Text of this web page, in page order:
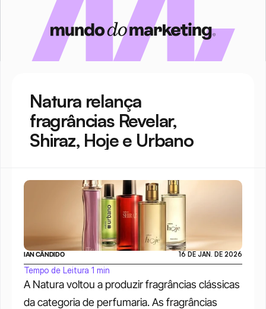
Natura relança
fragrâncias Revelar,
Shiraz, Hoje e Urbano
A Natura voltou a produzir fragrâncias clássicas
da categoria de perfumaria. As fragrâncias
IAN CÂNDIDO 16 DE JAN. DE 2026
Tempo de Leitura 1 min